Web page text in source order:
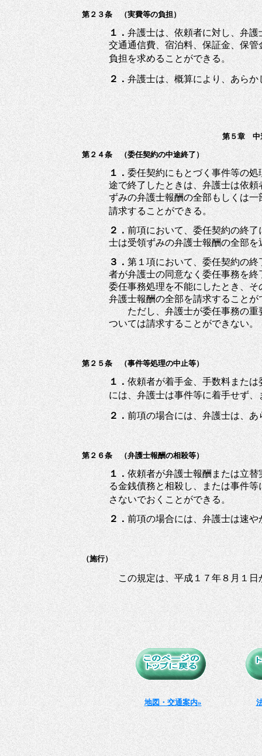
第２３条 （実費等の負担）
１． 弁護士は、依頼者に対し、弁
交通通信費、宿泊料、保証金、保
負担を求めることができる。
２．弁護士は、概算により、あら
第５章 中
第２４条 （委任契約の中途終了）
１．委任契約にもとづく事件等の
途で終了したときは、弁護士は依
ずみの弁護士報酬の全部もしくは
請求することができる。
２．前項において、委任契約の終
士は受領ずみの弁護士報酬の全部
３． 第１項において、委任契約の
者が弁護士の同意なく委任事務を
委任事務処理を不能にしたとき、
弁護士報酬の全部を請求することが
ただし、弁護士が委任事務の重
ついては請求することができない
第２５条 （事件等処理の中止等）
１．依頼者が着手金、手数料また
には、弁護士は事件等に着手せず
２． 前項の場合には、弁護士は、
第２６条 （弁護士報酬の相殺等）
１．依頼者が弁護士報酬または立
る金銭債務と相殺し、または事件
さないでおくことができる。
２． 前項の場合には、弁護士は速
（施行）
この規定は、平成１７年８月１日
地図・交通案内»